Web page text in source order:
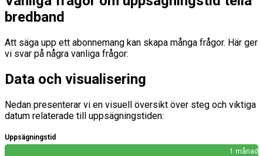
bredband
Att säga upp ett abonnemang kan skapa många frågor. Här ger
vi svar på några vanliga frågor:
Data och visualisering
Nedan presenterar vi en visuell översikt över steg och viktiga
datum relaterade till uppsägningstiden:
Uppsägningstid
1 månad